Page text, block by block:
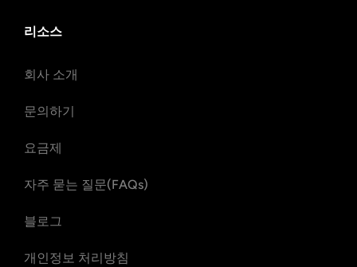
리소스
회사 소개
문의하기
요금제
자주 묻는 질문(FAQs)
블로그
개인정보 처리방침